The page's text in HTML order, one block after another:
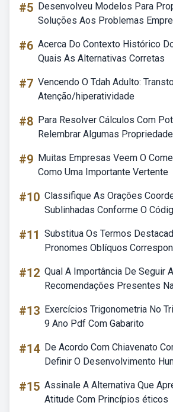
#5 Desenvolveu Modelos Para
Soluções Aos Problemas
#6 Acerca Do Contexto Histórico
Quais As Alternativas Corretas
#7 Vencendo O Tdah Adulto:
Atenção/hiperatividade
#8 Para Resolver Cálculos Com
Relembrar Algumas
#9 Muitas Empresas Veem O
Como Uma Importante Vertente
#10 Classifique As Orações
Sublinhadas Conforme O
#11 Substitua Os Termos
Pronomes Oblíquos
#12 Qual A Importância De Seguir
Recomendações Presentes
#13 Exercícios Trigonometria No
9 Ano Pdf Com Gabarito
#14 De Acordo Com Chiavenato
Definir O Desenvolvimento
#15 Assinale A Alternativa Que
Atitude Com Princípios éticos